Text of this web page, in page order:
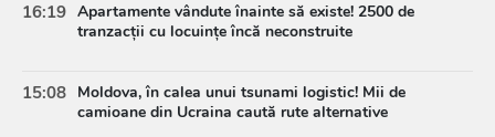
16:19 Apartamente vândute înainte să existe! 2500 de
tranzacții cu locuințe încă neconstruite
15:08 Moldova, în calea unui tsunami logistic! Mii de
camioane din Ucraina caută rute alternative